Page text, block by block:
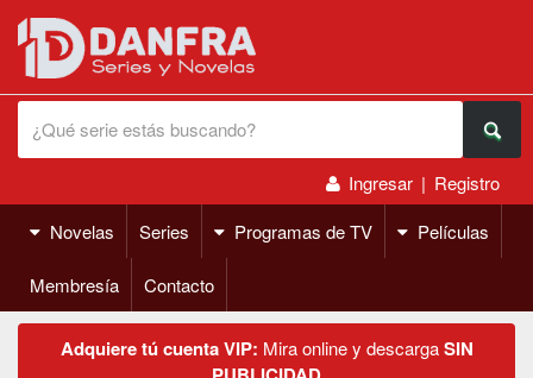
Ingresar | Registro
Novelas
Series Programas de TV Películas
Membresía Contacto
Adquiere tú cuenta VIP: Mira online y descargaSIN